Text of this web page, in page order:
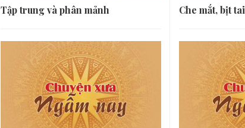
Tập trung và phân mảnh Che mắt, bịt tai